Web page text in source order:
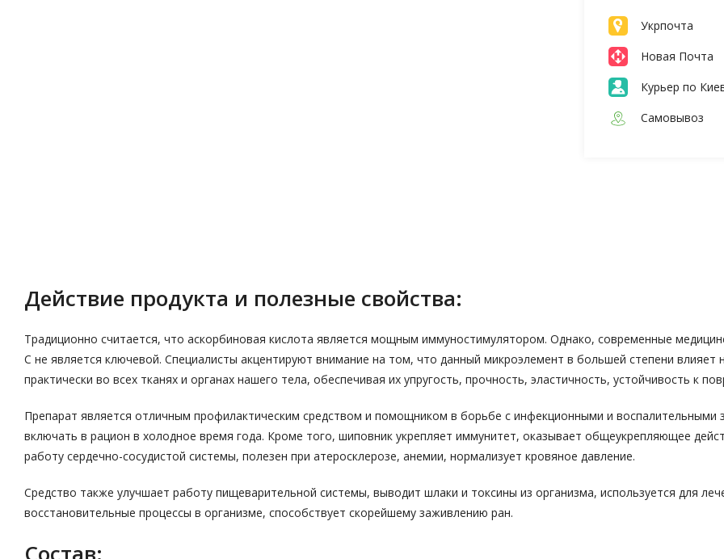
Укрпочта
Новая Почта
Курьер по
Самовывоз
Действие продукта и полезные свойства:
Традиционно считается, что аскорбиновая кислота является мощным иммуностимулятором. Однако, современные
С не является ключевой. Специалисты акцентируют внимание на том, что данный микроэлемент в большей степени влияет
практически во всех тканях и органах нашего тела, обеспечивая их упругость, прочность, эластичность, устойчивость к
Препарат является отличным профилактическим средством и помощником в борьбе с инфекционными и
включать в рацион в холодное время года. Кроме того, шиповник укрепляет иммунитет, оказывает общеукрепляющее
работу сердечно-сосудистой системы, полезен при атеросклерозе, анемии, нормализует кровяное давление.
Средство также улучшает работу пищеварительной системы, выводит шлаки и токсины из организма, используется для
восстановительные процессы в организме, способствует скорейшему заживлению ран.